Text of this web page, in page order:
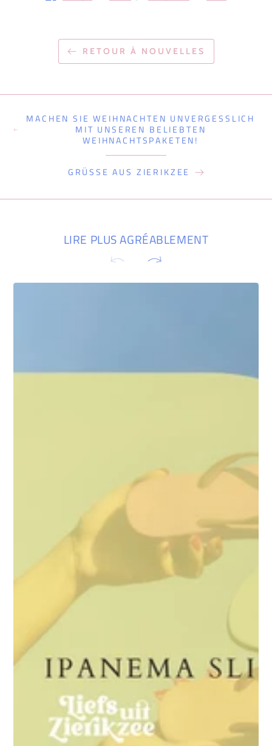
RETOUR À NOUVELLES
MACHEN SIE WEIHNACHTEN UNVERGESSLICH
MIT UNSEREN BELIEBTEN
WEIHNACHTSPAKETEN!
GRÜSSE AUS ZIERIKZEE
LIRE PLUS AGRÉABLEMENT